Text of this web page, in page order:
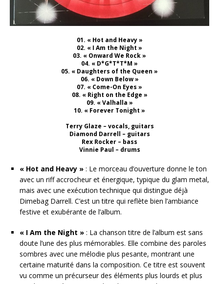
01. « Hot and Heavy »
02. « I Am the Night »
03. « Onward We Rock »
04. « D*G*T*T*M »
05. « Daughters of the Queen »
06. « Down Below »
07. « Come-On Eyes »
08. « Right on the Edge »
09. « Valhalla »
10. « Forever Tonight »
Terry Glaze – vocals, guitars
Diamond Darrell – guitars
Rex Rocker – bass
Vinnie Paul – drums
« Hot and Heavy » : Le morceau d’ouverture donne le ton
avec un riff accrocheur et énergique, typique du glam metal,
mais avec une exécution technique qui distingue déjà
Dimebag Darrell. C’est un titre qui reflète bien l’ambiance
festive et exubérante de l’album.
« I Am the Night » : La chanson titre de l’album est sans
doute l’une des plus mémorables. Elle combine des paroles
sombres avec une mélodie plus pesante, montrant une
certaine maturité dans la composition. Ce titre est souvent
vu comme un précurseur des éléments plus lourds et plus